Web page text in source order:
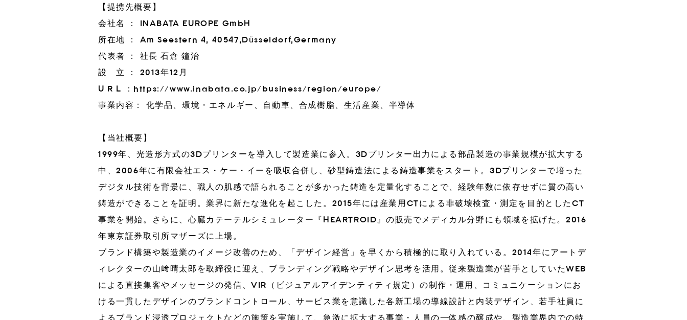
【提携先概要】
会社名 ： INABATA EUROPE GmbH
所在地 ： Am Seestern 4, 40547,Düsseldorf,Germany
代表者 ： 社長 石倉 鐘治
設 立 ： 2013年12月
U R L ： https://www.inabata.co.jp/business/region/europe/
事業内容： 化学品、環境・エネルギー、自動車、合成樹脂、生活産業、半導体
【当社概要】
1999年、光造形方式の3Dプリンターを導入して製造業に参入。3Dプリンター出力による部品製造の事業規模が拡大する
中、2006年に有限会社エス・ケー・イーを吸収合併し、砂型鋳造法による鋳造事業をスタート。3Dプリンターで培った
デジタル技術を背景に、職人の肌感で語られることが多かった鋳造を定量化することで、経験年数に依存せずに質の高い
鋳造ができることを証明。業界に新たな進化を起こした。2015年には産業用CTによる非破壊検査・測定を目的としたCT
事業を開始。さらに、心臓カテーテルシミュレーター『HEARTROID』の販売でメディカル分野にも領域を拡げた。2016
年東京証券取引所マザーズに上場。
ブランド構築や製造業のイメージ改善のため、「デザイン経営」を早くから積極的に取り入れている。2014年にアートデ
ィレクターの山﨑晴太郎を取締役に迎え、ブランディング戦略やデザイン思考を活用。従来製造業が苦手としていたWEB
による直接集客やメッセージの発信、VIR（ビジュアルアイデンティティ規定）の制作・運用、コミュニケーションにお
ける一貫したデザインのブランドコントロール、サービス業を意識した各新工場の導線設計と内装デザイン、若手社員に
よるブランド浸透プロジェクトなどの施策を実施して、急激に拡大する事業・人員の一体感の醸成や、製造業界内での特